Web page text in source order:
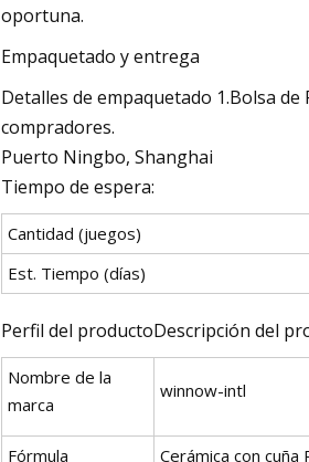
oportuna.
Empaquetado y entrega
Detalles de empaquetado 1.Bolsa
compradores.
Puerto Ningbo, Shanghai
Tiempo de espera:
Cantidad (juegos)
Est. Tiempo (días)
Perfil del productoDescripción del
Nombre de la
marca
winnow-intl
Fórmula Cerámica con cuña